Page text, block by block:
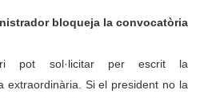
bloqueja la convocatòria
pot sol·licitar per escrit la
extraordinària. Si el president no la